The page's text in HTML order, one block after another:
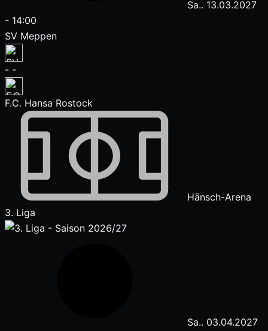
Sa.. 13.03.2027
- 14:00
SV Meppen
- -
F.C. Hansa Rostock
Hänsch-Arena
3. Liga
Sa.. 03.04.2027